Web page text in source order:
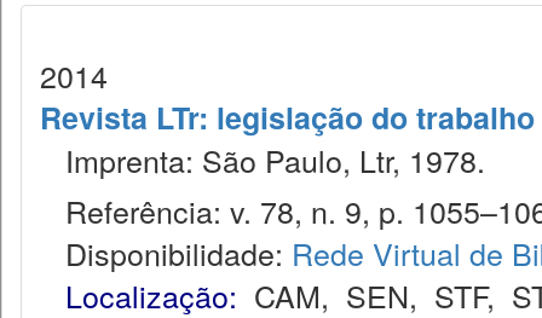
2014
Revista LTr: legislação do trabalho
Imprenta: São Paulo, Ltr, 1978.
Referência: v. 78, n. 9, p.
Disponibilidade: Rede Virtual de
Localização: CAM, SEN, STF,